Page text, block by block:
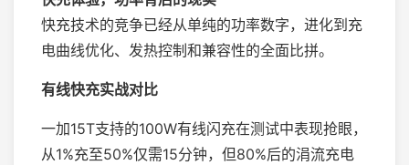
快充技术的竞争已经从单纯的功率数字，进化到充
电曲线优化、发热控制和兼容性的全面比拼。
有线快充实战对比
一加15T支持的100W有线闪充在测试中表现抢眼，
从1%充至50%仅需15分钟，但80%后的涓流充电